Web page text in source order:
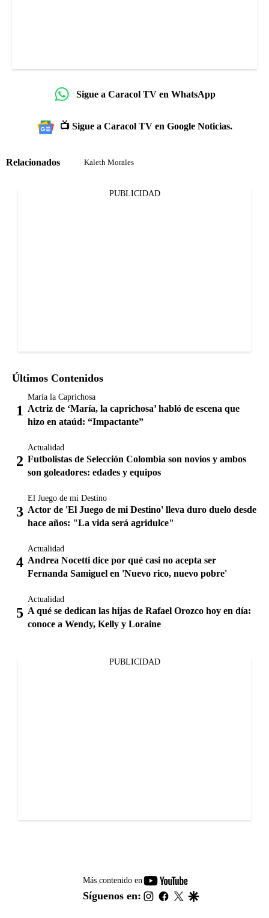
Sigue a Caracol TV en WhatsApp
📺 Sigue a Caracol TV en Google Noticias.
Relacionados Kaleth Morales
PUBLICIDAD
Últimos Contenidos
María la Caprichosa
Actriz de ‘María, la caprichosa’ habló de escena que
hizo en ataúd: “Impactante”
Actualidad
Futbolistas de Selección Colombia son novios y ambos
son goleadores: edades y equipos
El Juego de mi Destino
Actor de 'El Juego de mi Destino' lleva duro duelo desde
hace años: "La vida será agridulce"
Actualidad
Andrea Nocetti dice por qué casi no acepta ser
Fernanda Samiguel en 'Nuevo rico, nuevo pobre'
Actualidad
A qué se dedican las hijas de Rafael Orozco hoy en día:
conoce a Wendy, Kelly y Loraine
PUBLICIDAD
Más contenido en
youtube-
footer
Síguenos en: instagram
facebook
twitter